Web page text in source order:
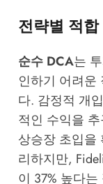
전략별 적
순수 DCA는
인하기 어려운
다. 감정적 개
적인 수익을
상승장 초입을
리하지만,
이 37% 높다